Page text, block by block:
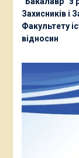
Захисників і
Факультету
відносин